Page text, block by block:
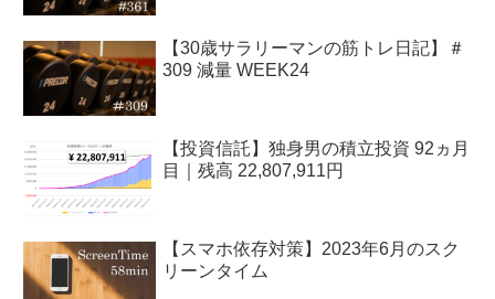
【30歳サラリーマンの筋トレ日記】＃
309 減量 WEEK24
【投資信託】独身男の積立投資 92ヵ月
目｜残高 22,807,911円
【スマホ依存対策】2023年6月のスク
リーンタイム